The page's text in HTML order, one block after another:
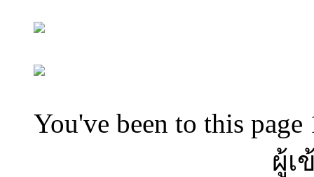
You've been to this page
ผู้เ